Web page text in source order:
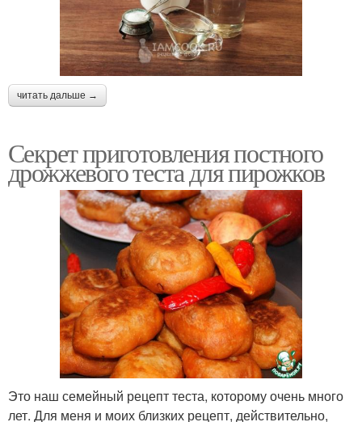
читать дальше →
Секрет приготовления постного
дрожжевого теста для пирожков
Это наш семейный рецепт теста, которому очень много
лет. Для меня и моих близких рецепт, действительно,